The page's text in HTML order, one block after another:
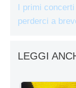
I primi
perderci a
LEGGI